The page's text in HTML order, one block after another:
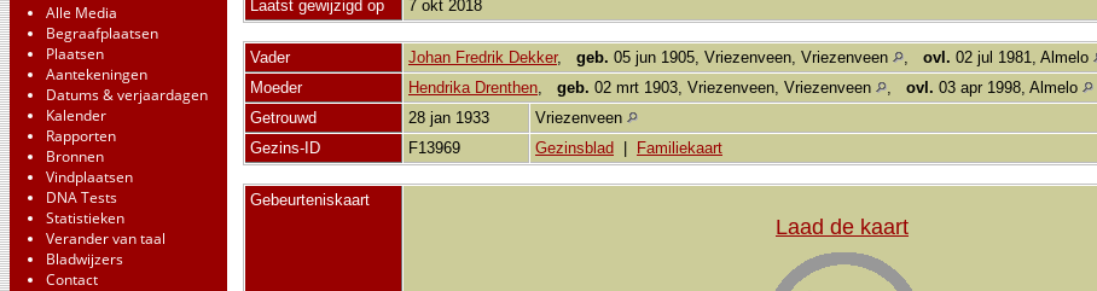
Alle Media
Begraafplaatsen
Plaatsen
Aantekeningen
Datums & verjaardagen
Kalender
Rapporten
Bronnen
Vindplaatsen
DNA Tests
Statistieken
Verander van taal
Bladwijzers
Contact
Laatst gewijzigd op
7 okt 2018
Vader Johan Fredrik Dekker, geb. 05 jun 1905, Vriezenveen, Vriezenveen , ovl. 02 jul 1981, Almelo
Moeder
Hendrika Drenthen, geb. 02 mrt 1903, Vriezenveen, Vriezenveen , ovl. 03 apr 1998, Almelo
Getrouwd
28 jan 1933
Vriezenveen
Gezins-ID
F13969 Gezinsblad Familiekaart
Gebeurteniskaart
Laad de kaart